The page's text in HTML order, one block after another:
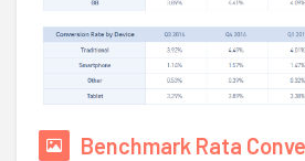
Benchmark Rata